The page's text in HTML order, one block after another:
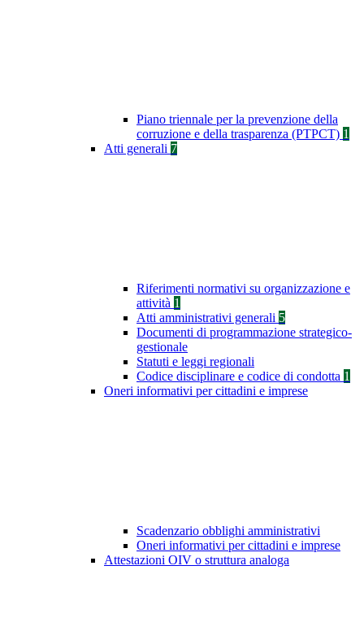
Piano triennale per la prevenzione della
corruzione e della trasparenza (PTPCT) 1
Atti generali 7
Riferimenti normativi su organizzazione e
attività 1
Atti amministrativi generali 5
Documenti di programmazione strategico-
gestionale
Statuti e leggi regionali
Codice disciplinare e codice di condotta 1
Oneri informativi per cittadini e imprese
Scadenzario obblighi amministrativi
Oneri informativi per cittadini e imprese
Attestazioni OIV o struttura analoga